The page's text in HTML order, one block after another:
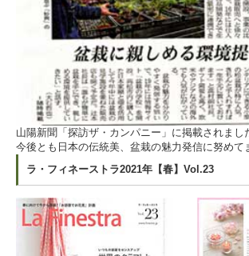
山陽新聞「探訪ザ・カンパニー」に掲載されまし
今後とも日本の伝統美、盆栽の魅力発信に努めて
ラ・フィネーストラ2021年【春】Vol.23